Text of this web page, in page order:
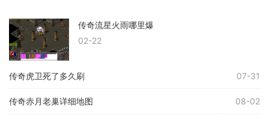
传奇流星火雨哪里爆
02-22
传奇虎卫死了多久刷 07-31
传奇赤月老巢详细地图 08-02